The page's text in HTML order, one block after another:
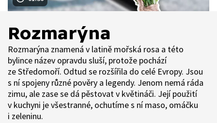
Rozmarýna
Rozmarýna znamená v latině mořská rosa a této
bylince název opravdu sluší, protože pochází
ze Středomoří. Odtud se rozšířila do celé Evropy. Jsou
s ní spojeny různé pověry a legendy. Jenom nemá ráda
zimu, ale zase se dá pěstovat v květináči. Její použití
v kuchyni je všestranné, ochutíme s ní maso, omáčku
i zeleninu.